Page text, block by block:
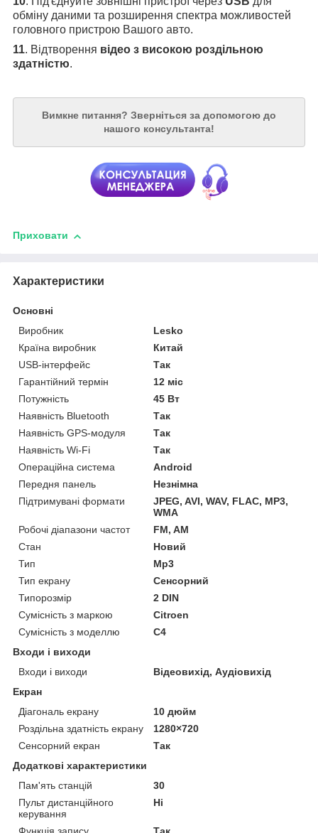
обміну даними та розширення спектра можливостей
головного пристрою Вашого авто.
11. Відтворення відео з високою роздільною
здатністю.
Вимкне питання? Зверніться за допомогою до
нашого консультанта!
Приховати
Характеристики
Основні
Виробник
Lesko
Країна виробник
Китай
USB-інтерфейс
Так
Гарантійний термін
12 міс
Потужність
45 Вт
Наявність Bluetooth
Так
Наявність GPS-модуля
Так
Наявність Wi-Fi
Так
Операційна система
Android
Передня панель
Незнімна
Підтримувані формати
JPEG, AVI, WAV, FLAC, MP3,
WMA
Робочі діапазони частот
FM, AM
Стан
Новий
Тип
Mp3
Тип екрану
Сенсорний
Типорозмір
2 DIN
Сумісність з маркою
Citroen
Сумісність з моделлю
C4
Входи і виходи
Входи і виходи
Відеовихід, Аудіовихід
Екран
Діагональ екрану
10 дюйм
Роздільна здатність екрану
1280×720
Сенсорний екран
Так
Додаткові характеристики
Пам'ять станцій
30
Пульт дистанційного
керування
Ні